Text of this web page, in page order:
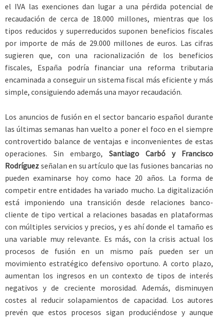
el IVA las exenciones dan lugar a una pérdida potencial de
recaudación de cerca de 18.000 millones, mientras que los
tipos reducidos y superreducidos suponen beneficios fiscales
por importe de más de 29.000 millones de euros. Las cifras
sugieren que, con una racionalización de los beneficios
fiscales, España podría financiar una reforma tributaria
encaminada a conseguir un sistema fiscal más eficiente y más
simple, consiguiendo además una mayor recaudación.
Los anuncios de fusión en el sector bancario español durante
las últimas semanas han vuelto a poner el foco en el siempre
controvertido balance de ventajas e inconvenientes de estas
operaciones. Sin embargo, Santiago Carbó y Francisco
Rodríguez señalan en su artículo que las fusiones bancarias no
pueden examinarse hoy como hace 20 años. La forma de
competir entre entidades ha variado mucho. La digitalización
está imponiendo una transición desde relaciones banco-
cliente de tipo vertical a relaciones basadas en plataformas
con múltiples servicios y precios, y es ahí donde el tamaño es
una variable muy relevante. Es más, con la crisis actual los
procesos de fusión en un mismo país pueden ser un
movimiento estratégico defensivo oportuno. A corto plazo,
aumentan los ingresos en un contexto de tipos de interés
negativos y de creciente morosidad. Además, disminuyen
costes al reducir solapamientos de capacidad. Los autores
prevén que estos procesos sigan produciéndose y aunque